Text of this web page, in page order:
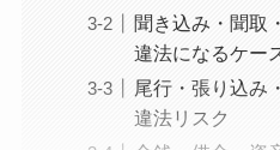
聞き込み・聞取
違法になるケー
尾行・張り込み
違法リスク